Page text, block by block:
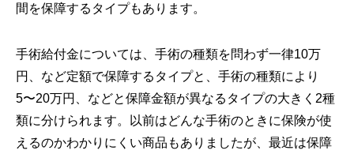
間を保障するタイプもあります。
手術給付金については、手術の種類を問わず一律10万
円、など定額で保障するタイプと、手術の種類により
5〜20万円、などと保障金額が異なるタイプの大きく2種
類に分けられます。以前はどんな手術のときに保険が使
えるのかわかりにくい商品もありましたが、最近は保障